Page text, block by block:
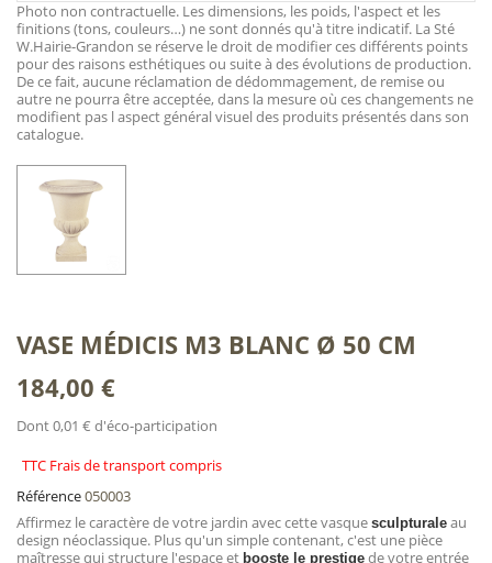
Photo non contractuelle. Les dimensions, les poids, l'aspect et les
finitions (tons, couleurs…) ne sont donnés qu'à titre indicatif. La Sté
W.Hairie-Grandon se réserve le droit de modifier ces différents points
pour des raisons esthétiques ou suite à des évolutions de production.
De ce fait, aucune réclamation de dédommagement, de remise ou
autre ne pourra être acceptée, dans la mesure où ces changements ne
modifient pas l aspect général visuel des produits présentés dans son
catalogue.
VASE MÉDICIS M3 BLANC Ø 50 CM
184,00 €
Dont 0,01 € d'éco-participation
TTC Frais de transport compris
Référence050003
Affirmez le caractère de votre jardin avec cette vasque sculpturale au
design néoclassique. Plus qu'un simple contenant, c'est une pièce
maîtresse qui structure l'espace et booste le prestige de votre entrée